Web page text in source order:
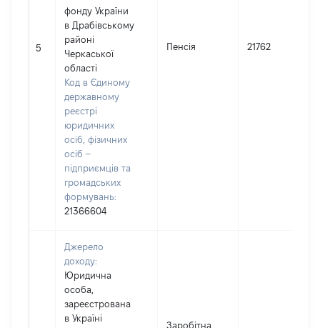
5
фонду України
в Драбівському
районі
Черкаської
області
Код в Єдиному
державному
реєстрі
юридичних
осіб, фізичних
осіб –
підприємців та
громадських
формувань:
21366604
Пенсія 21762
Джерело
доходу:
Юридична
особа,
зареєстрована
в Україні
Заробітна